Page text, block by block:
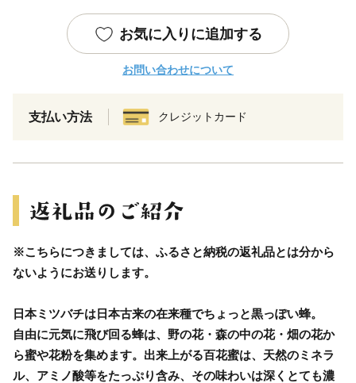
お気に入りに追加する
お問い合わせについて
支払い方法 クレジットカード
※こちらにつきましては、ふるさと納税の返礼品とは分から
ないようにお送りします。
日本ミツバチは日本古来の在来種でちょっと黒っぽい蜂。
自由に元気に飛び回る蜂は、野の花・森の中の花・畑の花か
ら蜜や花粉を集めます。出来上がる百花蜜は、天然のミネラ
ル、アミノ酸等をたっぷり含み、その味わいは深くとても濃